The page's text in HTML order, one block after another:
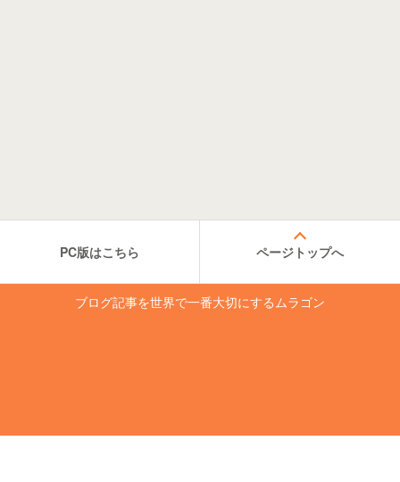
PC版はこちら ページトップへ
ブログ記事を世界で一番大切にするムラゴン